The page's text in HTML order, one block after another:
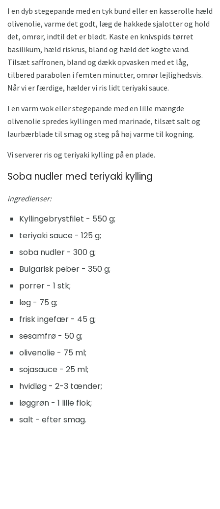
I en dyb stegepande med en tyk bund eller en kasserolle hæld
olivenolie, varme det godt, læg de hakkede sjalotter og hold
det, omrør, indtil det er blødt. Kaste en knivspids tørret
basilikum, hæld riskrus, bland og hæld det kogte vand.
Tilsæt saffronen, bland og dækk opvasken med et låg,
tilbered parabolen i femten minutter, omrør lejlighedsvis.
Når vi er færdige, hælder vi ris lidt teriyaki sauce.
I en varm wok eller stegepande med en lille mængde
olivenolie spredes kyllingen med marinade, tilsæt salt og
laurbærblade til smag og steg på høj varme til kogning.
Vi serverer ris og teriyaki kylling på en plade.
Soba nudler med teriyaki kylling
ingredienser:
Kyllingebrystfilet - 550 g;
teriyaki sauce - 125 g;
soba nudler - 300 g;
Bulgarisk peber - 350 g;
porrer - 1 stk;
løg - 75 g;
frisk ingefær - 45 g;
sesamfrø - 50 g;
olivenolie - 75 ml;
sojasauce - 25 ml;
hvidløg - 2-3 tænder;
løggrøn - 1 lille flok;
salt - efter smag.